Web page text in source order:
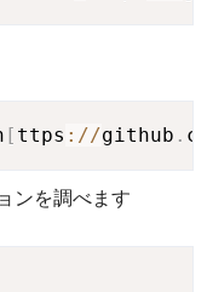
[ ttps : //github .
ンを調べます